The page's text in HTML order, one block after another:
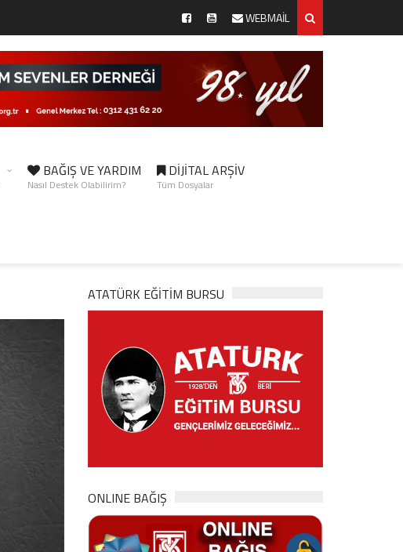
WEBMAİL
BAĞIŞ VE YARDIM
Nasıl Destek Olabilirim?
DİJİTAL ARŞİV
Tüm Dosyalar
ATATÜRK EĞITIM BURSU
ONLINE BAĞIŞ